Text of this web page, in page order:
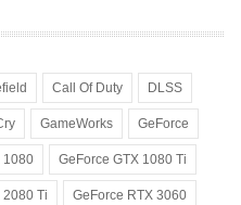
Call Of Duty DLSS
GameWorks GeForce
1080 GeForce GTX 1080 Ti
2080 Ti GeForce RTX 3060